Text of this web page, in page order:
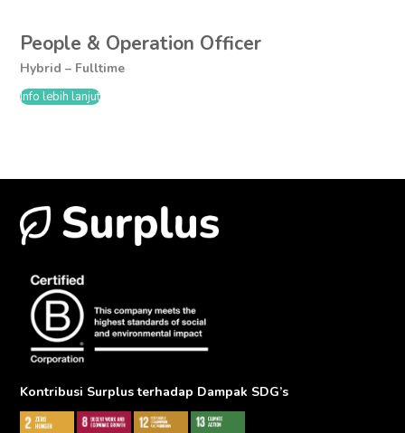
People & Operation Officer
Hybrid – Fulltime
Info lebih lanjut
Kontribusi Surplus terhadap Dampak SDG’s